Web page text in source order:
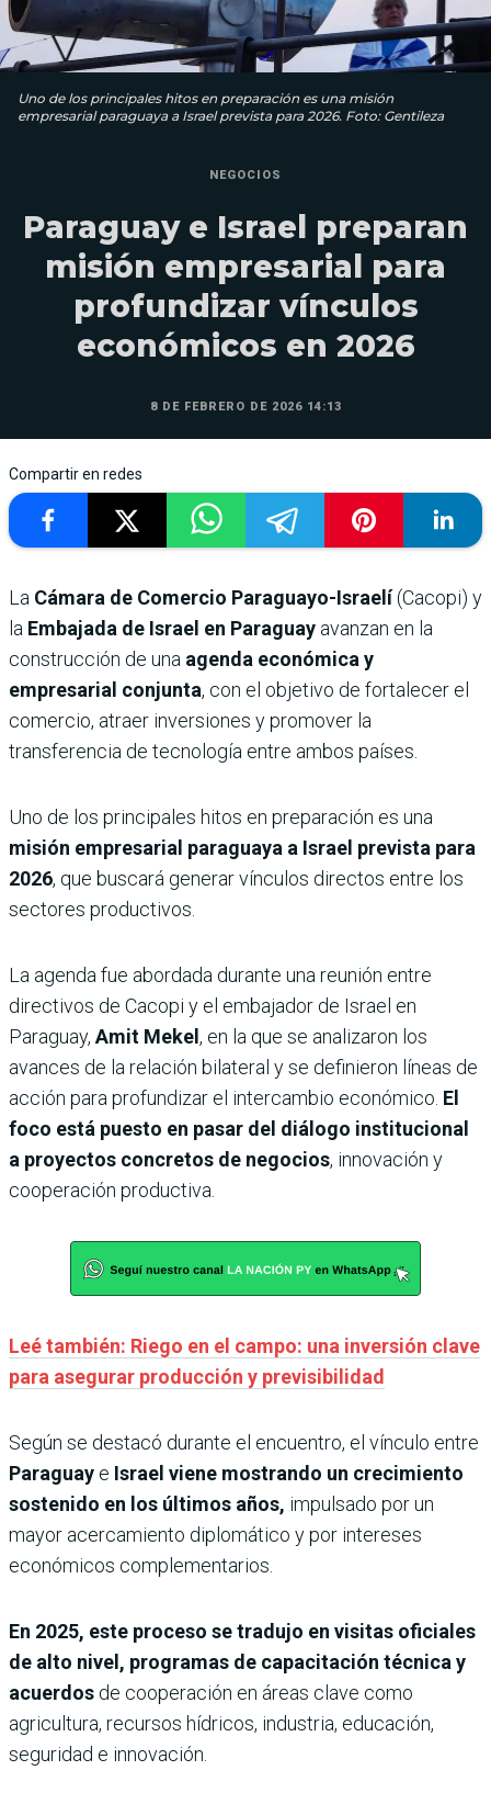
Uno de los principales hitos en preparación es una misión
empresarial paraguaya a Israel prevista para 2026. Foto: Gentileza
NEGOCIOS
Paraguay e Israel preparan
misión empresarial para
profundizar vínculos
económicos en 2026
8 DE FEBRERO DE 2026 14:13
Compartir en redes
La Cámara de Comercio Paraguayo-Israelí(Cacopi) y
la Embajada de Israel en Paraguay avanzan en la
construcción de una agenda económica y
empresarial conjunta, con el objetivo de fortalecer el
comercio, atraer inversiones y promover la
transferencia de tecnología entre ambos países.
Uno de los principales hitos en preparación es una
misión empresarial paraguaya a Israel prevista para
2026, que buscará generar vínculos directos entre los
sectores productivos.
La agenda fue abordada durante una reunión entre
directivos de Cacopi y el embajador de Israel en
Paraguay, Amit Mekel, en la que se analizaron los
avances de la relación bilateral y se definieron líneas de
acción para profundizar el intercambio económico. El
foco está puesto en pasar del diálogo institucional
a proyectos concretos de negocios, innovación y
cooperación productiva.
Leé también: Riego en el campo: una inversión clave
para asegurar producción y previsibilidad
Según se destacó durante el encuentro, el vínculo entre
Paraguay e Israel viene mostrando un crecimiento
sostenido en los últimos años, impulsado por un
mayor acercamiento diplomático y por intereses
económicos complementarios.
En 2025, este proceso se tradujo en visitas oficiales
de alto nivel, programas de capacitación técnica y
acuerdos de cooperación en áreas clave como
agricultura, recursos hídricos, industria, educación,
seguridad e innovación.